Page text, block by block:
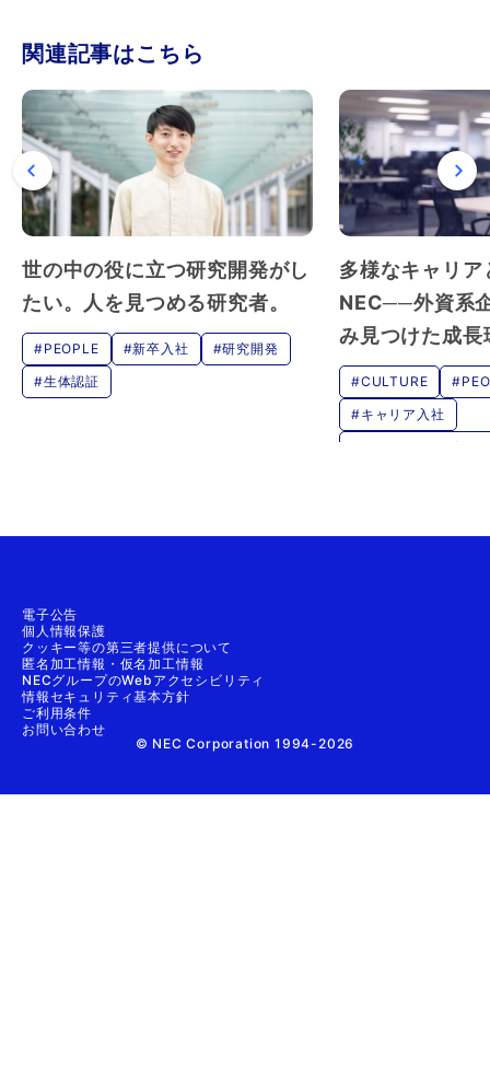
関連記事はこちら
世の中の役に立つ研究開発がし
たい。人を見つめる研究者。
#PEOPLE #新卒入社
#研究開発
#生体認証
多様なキャリ
NEC──外資系
み見つけた成長
#CULTURE
#キャリア入社
#マーケティング・
電子公告
個人情報保護
クッキー等の第三者提供について
匿名加工情報・仮名加工情報
NECグループのWebアクセシビリティ
情報セキュリティ基本方針
ご利用条件
お問い合わせ
© NEC Corporation 1994-2026